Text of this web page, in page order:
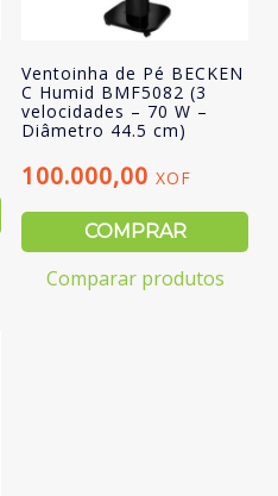
Ventoinha de Pé BECKEN
C Humid BMF5082 (3
velocidades – 70 W –
Diâmetro 44.5 cm)
100.000,00XOF
COMPRAR
Comparar produtos